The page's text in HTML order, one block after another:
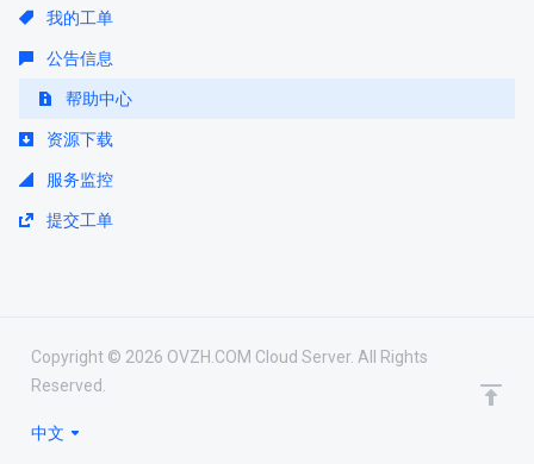
我的工单
公告信息
帮助中心
资源下载
服务监控
提交工单
Copyright © 2026 OVZH.COM Cloud Server. All Rights
Reserved.
中文